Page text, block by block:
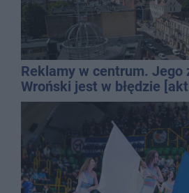
Reklamy w centrum. Jego
Wroński jest w błędzie